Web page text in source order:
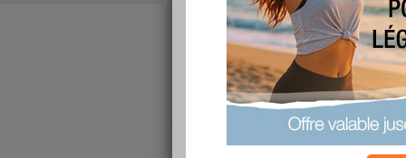
Coucou les cop's .... aie aie ce matin je me suis
je suis courbaturée des épaules aux chevilles... cela
mais aujourd'hui cela était au point de me